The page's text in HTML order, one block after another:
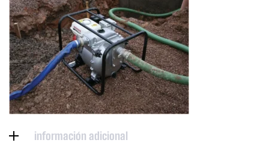
información adicional